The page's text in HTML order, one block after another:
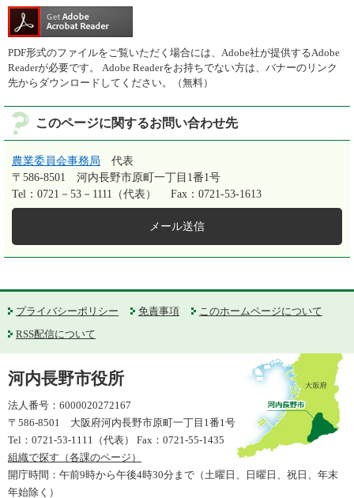
PDF形式のファイルをご覧いただく場合には、Adobe社が提供するAdobe
Readerが必要です。
Adobe Readerをお持ちでない方は、バナーのリンク
先からダウンロードしてください。（無料）
このページに関するお問い合わせ先
農業委員会事務局
代表
〒586-8501
河内長野市原町一丁目1番1号
Tel：0721－53－1111（代表）
Fax：0721-53-1613
メール送信
プライバシーポリシー 免責事項
このホームページについて
RSS配信について
河内長野市役所
法人番号：6000020272167
〒586-8501 大阪府河内長野市原町一丁目1番1号
Tel：0721-53-1111（代表） Fax：0721-55-1435
組織で探す（各課のページ）
開庁時間：午前9時から午後4時30分まで（土曜日、日曜日、祝日、年末
年始除く）